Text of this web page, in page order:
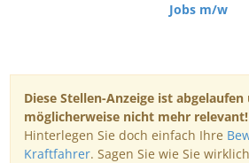
Jobs m/w
Diese Stellen-Anzeige ist
möglicherweise nicht mehr relevant!
Hinterlegen Sie doch einfach Ihre
Kraftfahrer. Sagen Sie wie Sie